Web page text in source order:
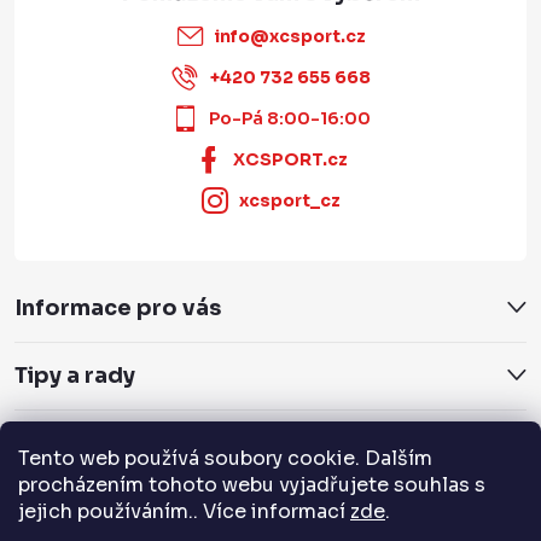
Tento web používá soubory cookie. Dalším
procházením tohoto webu vyjadřujete souhlas s
jejich používáním.. Více informací zde.
info@xcsport.cz
+420 732 655 668
Po-Pá 8:00-16:00
XCSPORT.cz
xcsport_cz
Informace pro vás
Tipy a rady
Servis a služby
Přijímáme online platby